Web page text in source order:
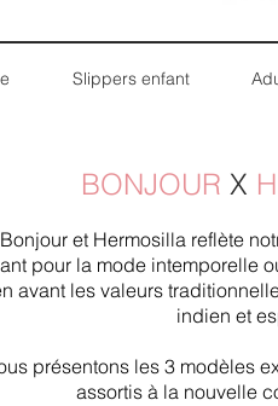
Slippers enfant
BONJOUR X
et Hermosilla reflète
pour la mode intemporelle
avant les valeurs
indien et
présentons les 3 modèles
assortis à la nouvelle